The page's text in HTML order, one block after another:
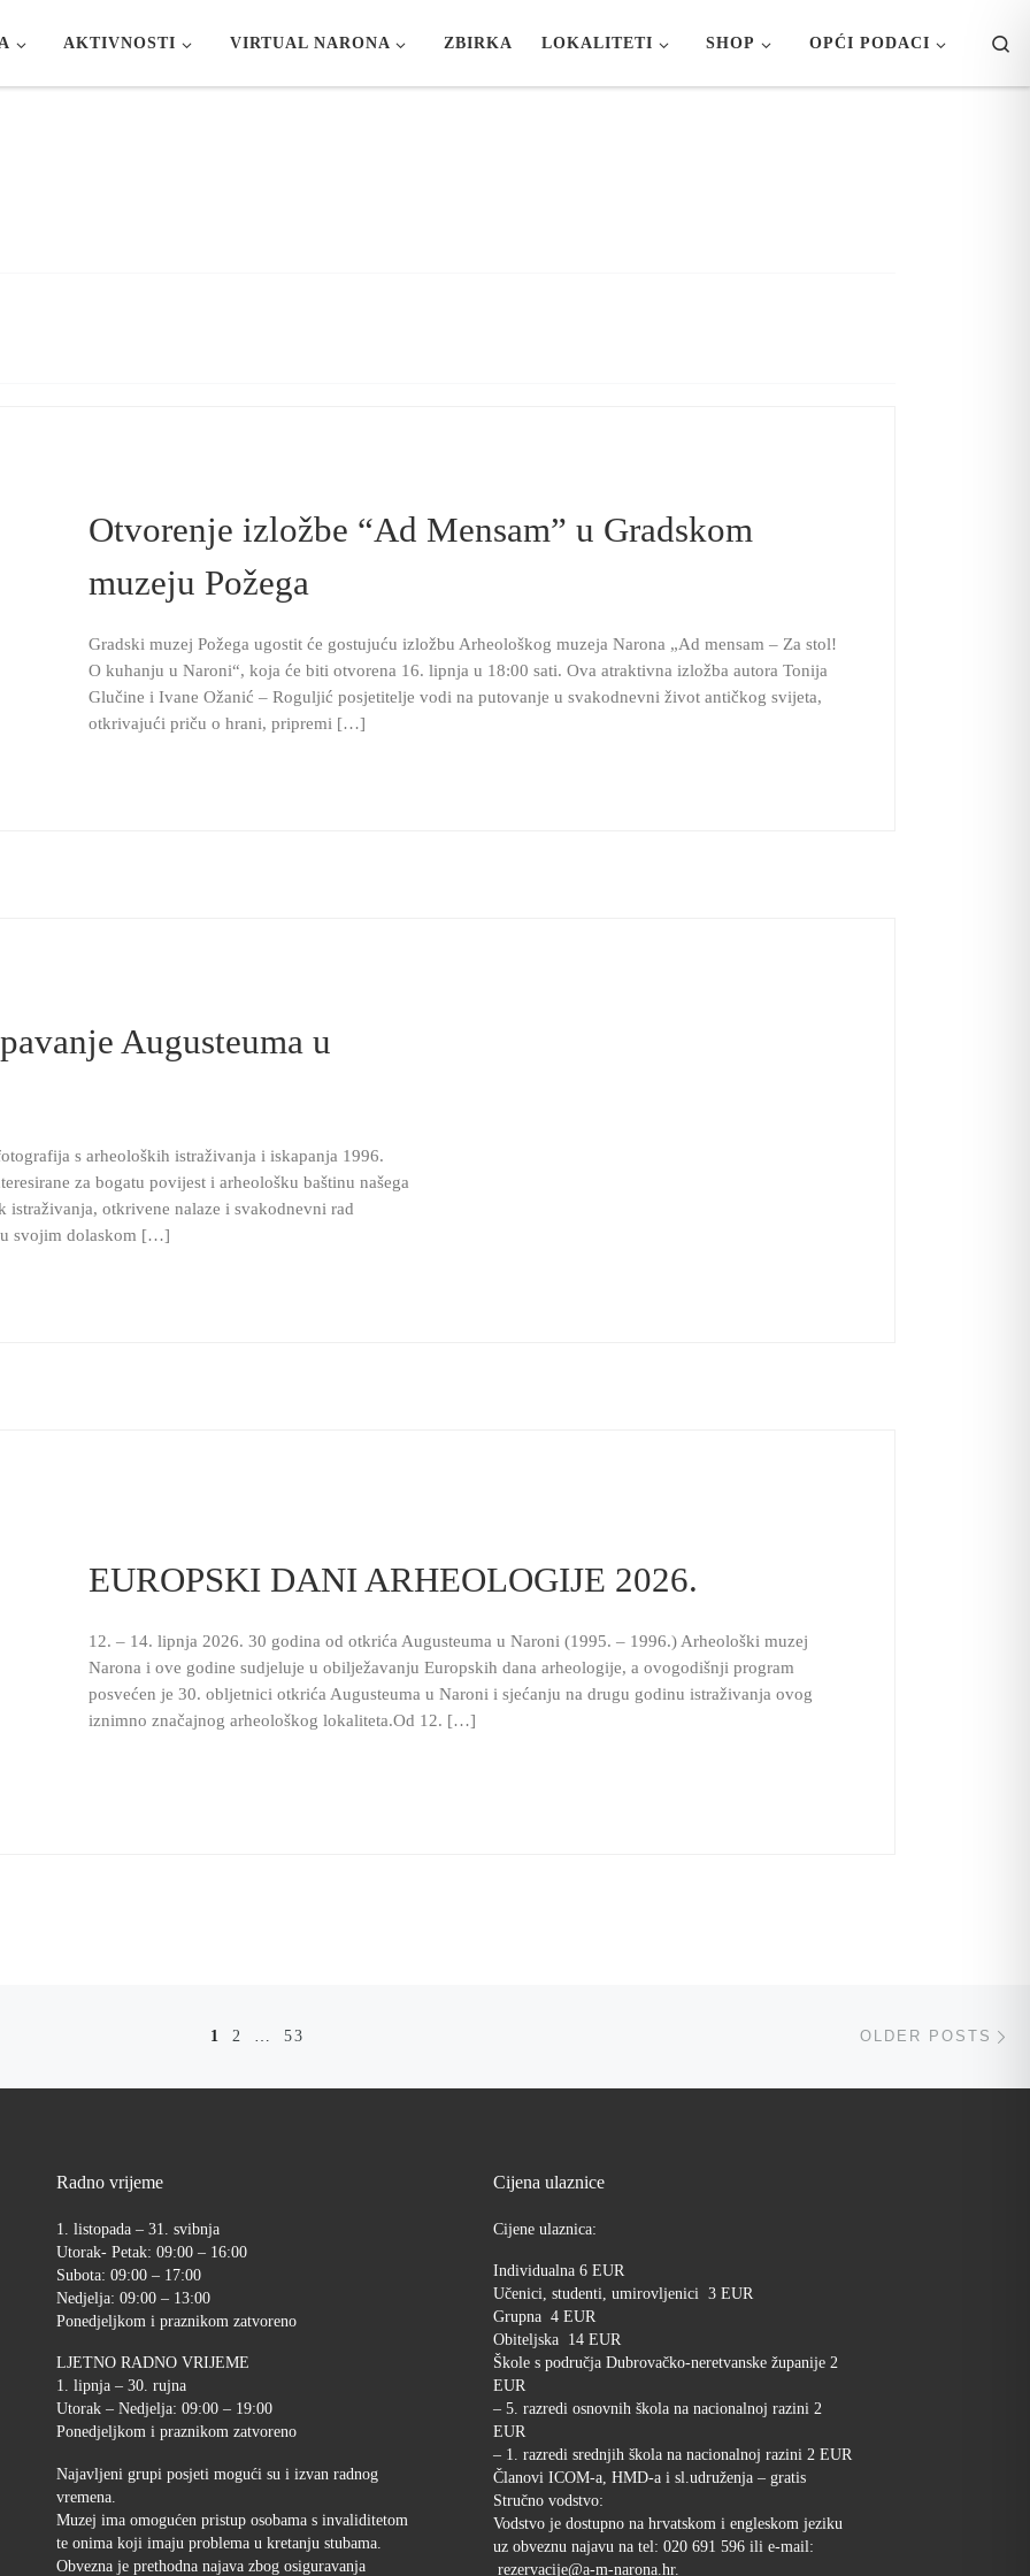
AKTIVNOSTI VIRTUAL NARONA ZBIRKA LOKALITETI SHOP OPĆI PODACI
Otvorenje izložbe “Ad Mensam” u Gradskom
muzeju Požega
Gradski muzej Požega ugostit će gostujuću izložbu Arheološkog muzeja Narona „Ad mensam – Za stol!
O kuhanju u Naroni“, koja će biti otvorena 16. lipnja u 18:00 sati. Ova atraktivna izložba autora Tonija
Glučine i Ivane Ožanić – Roguljić posjetitelje vodi na putovanje u svakodnevni život antičkog svijeta,
otkrivajući priču o hrani, pripremi […]
Augusteuma u
s arheoloških istraživanja i iskapanja 1996.
za bogatu povijest i arheološku baštinu našega
otkrivene nalaze i svakodnevni rad
svojim dolaskom […]
EUROPSKI DANI ARHEOLOGIJE 2026.
12. – 14. lipnja 2026. 30 godina od otkrića Augusteuma u Naroni (1995. – 1996.) Arheološki muzej
Narona i ove godine sudjeluje u obilježavanju Europskih dana arheologije, a ovogodišnji program
posvećen je 30. obljetnici otkrića Augusteuma u Naroni i sjećanju na drugu godinu istraživanja ovog
iznimno značajnog arheološkog lokaliteta.Od 12. […]
1 2 … 53 OLDER POSTS
Radno vrijeme
1. listopada – 31. svibnja
Utorak- Petak: 09:00 – 16:00
Subota: 09:00 – 17:00
Nedjelja: 09:00 – 13:00
Ponedjeljkom i praznikom zatvoreno
LJETNO RADNO VRIJEME
1. lipnja – 30. rujna
Utorak – Nedjelja: 09:00 – 19:00
Ponedjeljkom i praznikom zatvoreno
Najavljeni grupi posjeti mogući su i izvan radnog
vremena.
Muzej ima omogućen pristup osobama s invaliditetom
te onima koji imaju problema u kretanju stubama.
Obvezna je prethodna najava zbog osiguravanja
Cijena ulaznice
Cijene ulaznica:
Individualna 6 EUR
Učenici, studenti, umirovljenici 3 EUR
Grupna 4 EUR
Obiteljska 14 EUR
Škole s područja Dubrovačko-neretvanske županije 2
EUR
– 5. razredi osnovnih škola na nacionalnoj razini 2
EUR
– 1. razredi srednjih škola na nacionalnoj razini 2 EUR
Članovi ICOM-a, HMD-a i sl.udruženja – gratis
Stručno vodstvo:
Vodstvo je dostupno na hrvatskom i engleskom jeziku
uz obveznu najavu na tel: 020 691 596 ili e-mail:
rezervacije@a-m-narona.hr.